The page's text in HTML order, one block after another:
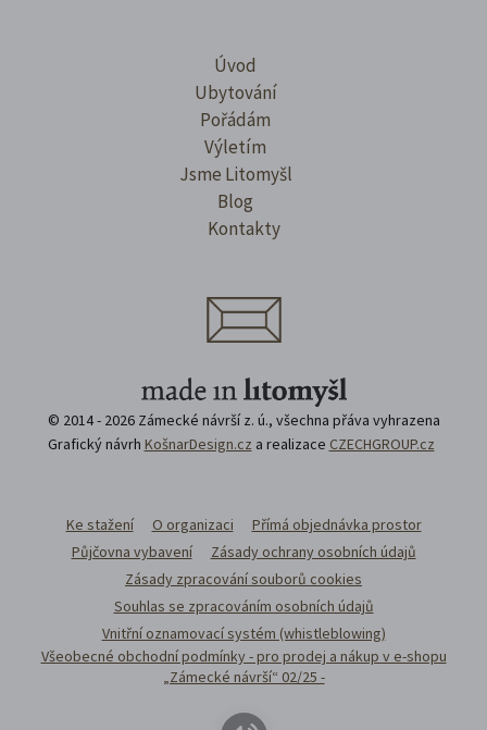
Úvod
Ubytování
Pořádám
Výletím
Jsme Litomyšl
Blog
Kontakty
© 2014 - 2026 Zámecké návrší z. ú., všechna přáva vyhrazena
Grafický návrh KošnarDesign.cz a realizace CZECHGROUP.cz
Ke stažení O organizaci
Přímá objednávka prostor
Půjčovna vybavení
Zásady ochrany osobních údajů
Zásady zpracování souborů cookies
Souhlas se zpracováním osobních údajů
Vnitřní oznamovací systém (whistleblowing)
Všeobecné obchodní podmínky - pro prodej a nákup v e-shopu
„Zámecké návrší“ 02/25 -